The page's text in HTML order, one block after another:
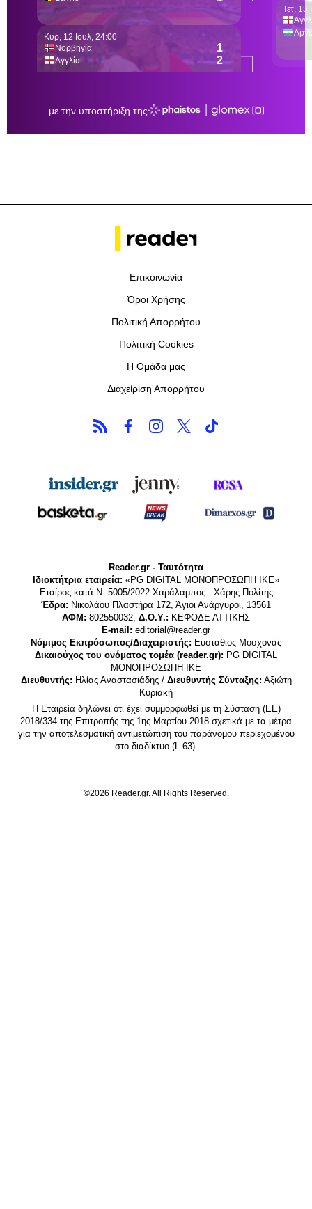
Επικοινωνία
Όροι Χρήσης
Πολιτική Απορρήτου
Πολιτική Cookies
Η Ομάδα μας
Διαχείριση Απορρήτου
Reader.gr - Ταυτότητα
Ιδιοκτήτρια εταιρεία: «PG DIGITAL MONΟΠΡΟΣΩΠΗ ΙΚΕ»
Εταίρος κατά Ν. 5005/2022 Χαράλαμπος - Χάρης Πολίτης
Έδρα: Νικολάου Πλαστήρα 172, Άγιοι Ανάργυροι, 13561
ΑΦΜ: 802550032, Δ.Ο.Υ.: ΚΕΦΟΔΕ ΑΤΤΙΚΗΣ
E-mail: editorial@reader.gr
Νόμιμος Εκπρόσωπος/Διαχειριστής: Ευστάθιος Μοσχονάς
Δικαιούχος του ονόματος τομέα (reader.gr): PG DIGITAL
MONΟΠΡΟΣΩΠΗ ΙΚΕ
Διευθυντής: Ηλίας Αναστασιάδης / Διευθυντής Σύνταξης: Αξιώτη
Κυριακή
Η Εταιρεία δηλώνει ότι έχει συμμορφωθεί με τη Σύσταση (ΕΕ)
2018/334 της Επιτροπής της 1ης Μαρτίου 2018 σχετικά με τα μέτρα
για την αποτελεσματική αντιμετώπιση του παράνομου περιεχομένου
στο διαδίκτυο (L 63).
©2026 Reader.gr. All Rights Reserved.